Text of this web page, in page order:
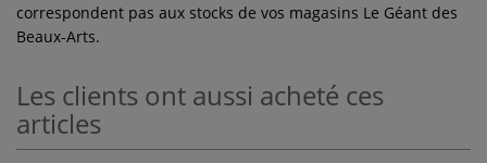
correspondent pas aux stocks de vos magasins Le Géant des
Beaux-Arts.
Les clients ont aussi acheté ces
articles